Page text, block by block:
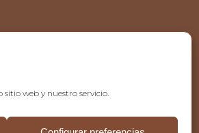
web y nuestro servicio.